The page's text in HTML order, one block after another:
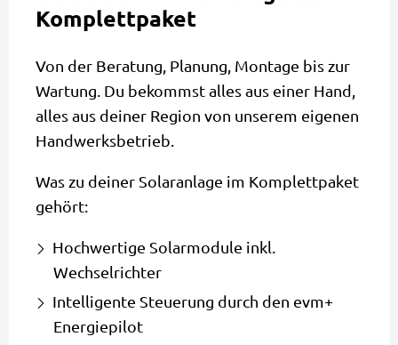
Komplettpaket
Von der Beratung, Planung, Montage bis zur
Wartung. Du bekommst alles aus einer Hand,
alles aus deiner Region von unserem eigenen
Handwerksbetrieb.
Was zu deiner Solaranlage im Komplettpaket
gehört:
Hochwertige Solarmodule inkl.
Wechselrichter
Intelligente Steuerung durch den evm+
Energiepilot